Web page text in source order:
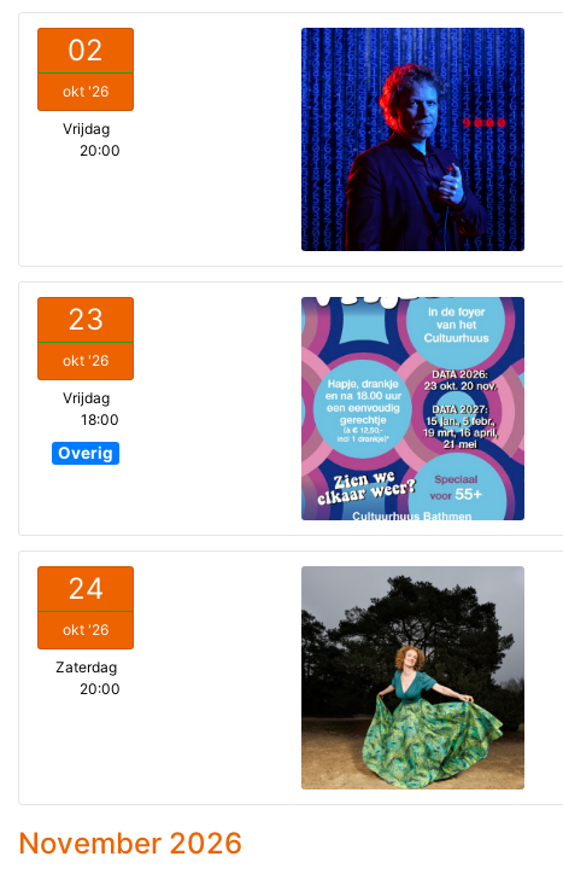
02
okt '26
Vrijdag
20:00
23
okt '26
Vrijdag
18:00
Overig
24
okt '26
Zaterdag
20:00
November 2026